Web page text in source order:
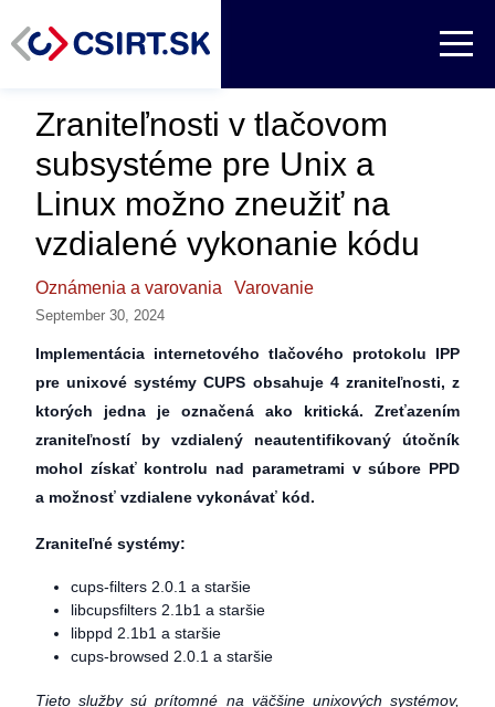
Zraniteľnosti v tlačovom
subsystéme pre Unix a
Linux možno zneužiť na
vzdialené vykonanie kódu
Oznámenia a varovania Varovanie
September 30, 2024
Implementácia internetového tlačového protokolu IPP
pre unixové systémy CUPS obsahuje 4 zraniteľnosti, z
ktorých jedna je označená ako kritická. Zreťazením
zraniteľností by vzdialený neautentifikovaný útočník
mohol získať kontrolu nad parametrami v súbore PPD
a možnosť vzdialene vykonávať kód.
Zraniteľné systémy:
cups-filters 2.0.1 a staršie
libcupsfilters 2.1b1 a staršie
libppd 2.1b1 a staršie
cups-browsed 2.0.1 a staršie
Tieto služby sú prítomné na väčšine unixových systémov,